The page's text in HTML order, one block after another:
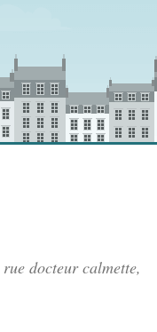
rue docteur calmette,